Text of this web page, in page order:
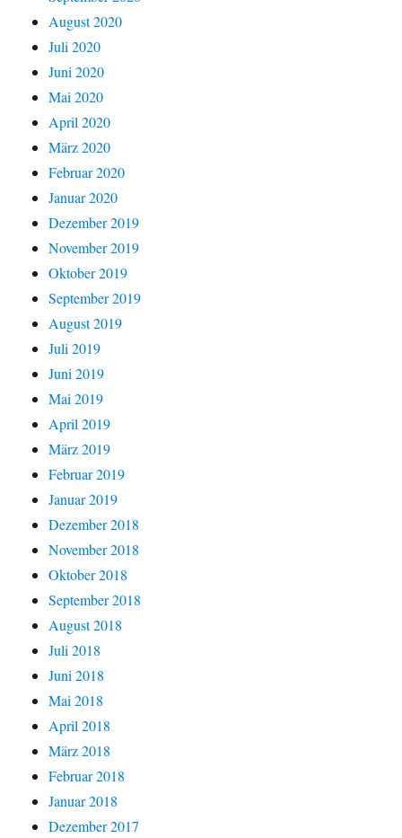
August 2020
Juli 2020
Juni 2020
Mai 2020
April 2020
März 2020
Februar 2020
Januar 2020
Dezember 2019
November 2019
Oktober 2019
September 2019
August 2019
Juli 2019
Juni 2019
Mai 2019
April 2019
März 2019
Februar 2019
Januar 2019
Dezember 2018
November 2018
Oktober 2018
September 2018
August 2018
Juli 2018
Juni 2018
Mai 2018
April 2018
März 2018
Februar 2018
Januar 2018
Dezember 2017